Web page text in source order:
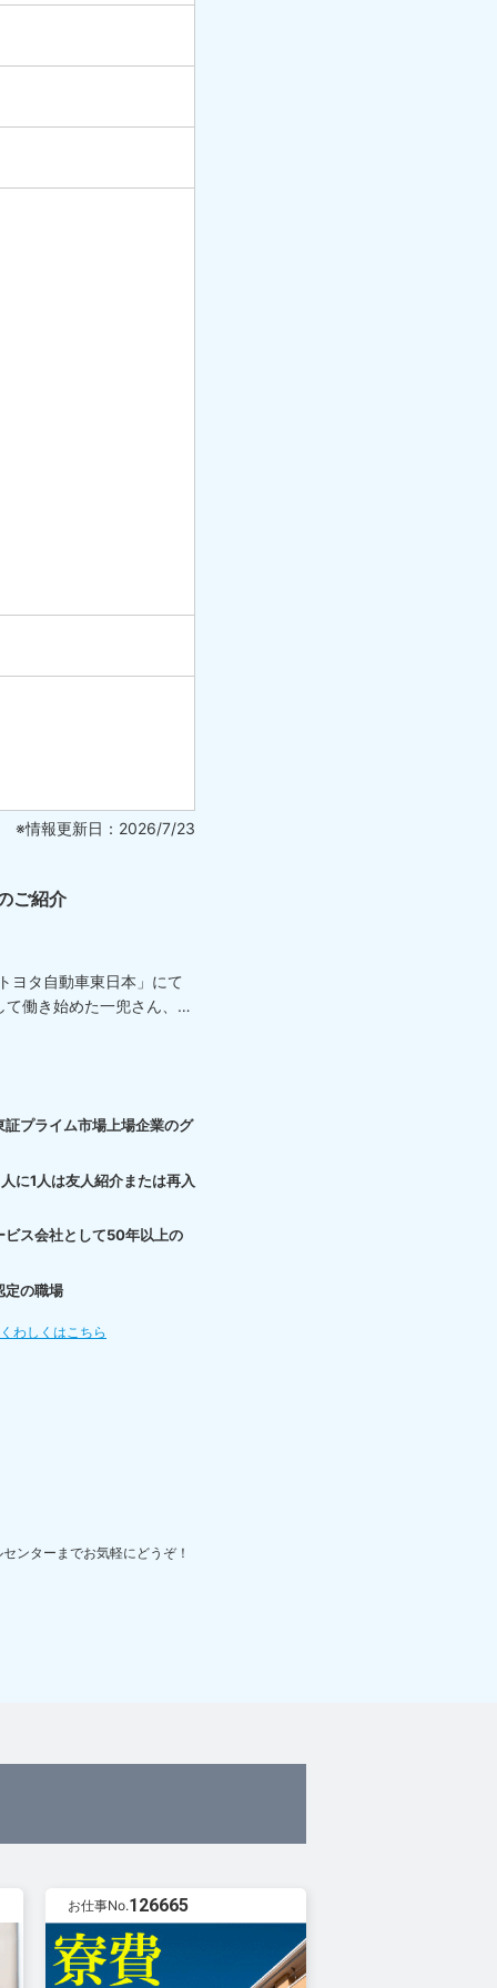
※情報更新日：2026/7/23
ご紹介
ヨタ自動車東日本」にて
働き始めた一兜さん、
証プライム市場上場企業のグ
に1人は友人紹介または再入
ビス会社として50年以上の
定の職場
わしくはこちら
ンターまでお気軽にどうぞ！
お仕事No.126665